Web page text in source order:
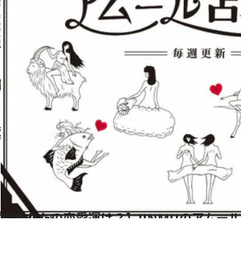
2024.6.15
【あなたの恋愛運は？】JINMUのアムール占星術 愛とエロスのジンムリズム
占い